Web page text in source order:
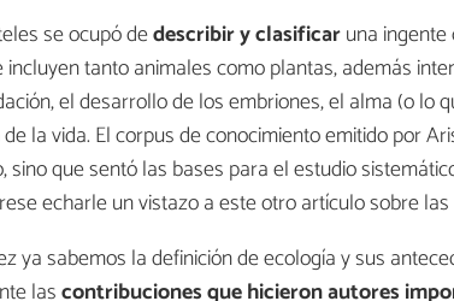
se ocupó dedescribir y clasificaruna
incluyen tanto animales como plantas, además
el desarrollo de los embriones, el alma (o lo
la vida. El corpus de conocimiento emitido por
sino que sentó las bases para el estudio
echarle un vistazo a este otro artículo sobre las
ya sabemos la definición de ecología y sus
lascontribuciones que hicieron autores